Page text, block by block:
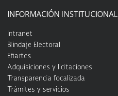
INFORMACIÓN INSTITUCIONAL
Intranet
Blindaje Electoral
Efiartes
Adquisiciones y licitaciones
Transparencia focalizada
Trámites y servicios